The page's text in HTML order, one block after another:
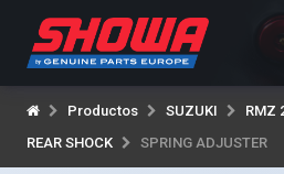
Productos SUZUKI RMZ
REAR SHOCK
SPRING ADJUSTER